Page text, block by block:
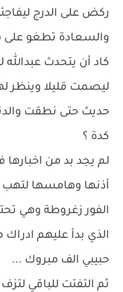
ركض على الدرج
والسعادة تطغو على
كاد أن يتحدث عبدالله
ليصمت قليلا وينظر
حديث حتى نطقت
كدة ؟
لم يجد بد من
أذنها وهامسها
الفور زغروطة وهي
الذي بدأ عليهم
حبيبي الف مبروك ...
ثم التفتت للباقي لتزف